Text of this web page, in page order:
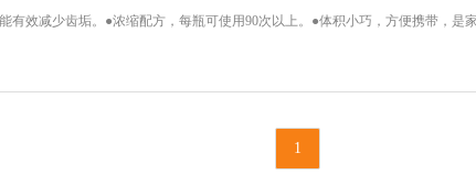
有效减少齿垢。●浓缩配方，每瓶可使用90次以上。●体积小巧，方便携带，是家
1